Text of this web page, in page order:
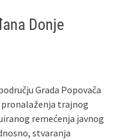
Donje
Grada Popovača
trajnog
remećenja javnog
stvaranja